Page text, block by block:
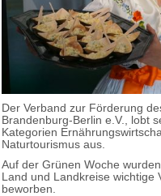
Der Verband zur Förderung
Brandenburg-Berlin e.V., lobt
Kategorien
Naturtourismus aus.
Auf der Grünen Woche
Land und Landkreise wichtige
beworben.